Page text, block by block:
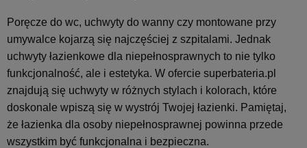
Poręcze do wc, uchwyty do wanny czy montowane przy
umywalce kojarzą się najczęściej z szpitalami. Jednak
uchwyty łazienkowe dla niepełnosprawnych to nie tylko
funkcjonalność, ale i estetyka. W ofercie superbateria.pl
znajdują się uchwyty w różnych stylach i kolorach, które
doskonale wpiszą się w wystrój Twojej łazienki. Pamiętaj,
że łazienka dla osoby niepełnosprawnej powinna przede
wszystkim być funkcjonalna i bezpieczna.